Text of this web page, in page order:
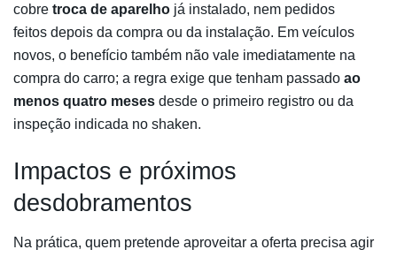
cobre troca de aparelho já instalado, nem pedidos
feitos depois da compra ou da instalação. Em veículos
novos, o benefício também não vale imediatamente na
compra do carro; a regra exige que tenham passado ao
menos quatro meses desde o primeiro registro ou da
inspeção indicada no shaken.
Impactos e próximos
desdobramentos
Na prática, quem pretende aproveitar a oferta precisa agir